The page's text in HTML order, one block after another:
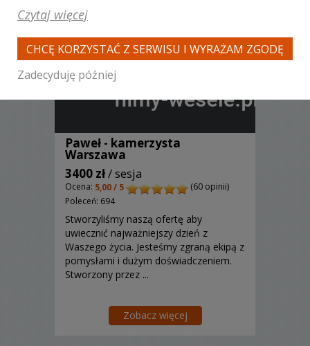
Paweł - kamerzysta
Warszawa
3400 zł/ sesja
Ocena: 5,00 / 5
(60 opinii)
Poleceń: 694
Stworzyliśmy naszą ofertę aby
uwiecznić najważniejszy dzień z
Waszego życia. Jesteśmy zgraną ekipą z
pomysłami i dużym doświadczeniem.
Stworzony przez ...
Zobacz więcej
Czytaj więcej
CHCĘ KORZYSTAĆ Z SERWISU I WYRAŻAM ZGODĘ
Zadecyduję później